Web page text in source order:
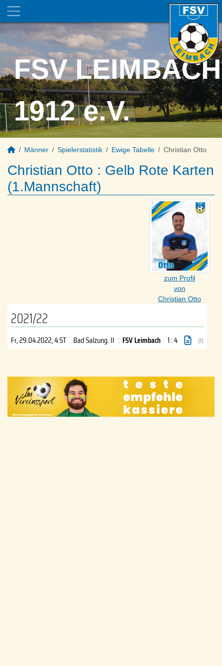
FSV LEIMBACH
1912 e.V.
Männer Spielerstatistik Ewige Tabelle Christian Otto
Christian Otto : Gelb Rote Karten
(1.Mannschaft)
zum Profil
von
Christian Otto
2021/22
Fr, 29.04.2022, 4.ST Bad Salzung. II : FSV Leimbach 1 : 4 (1)